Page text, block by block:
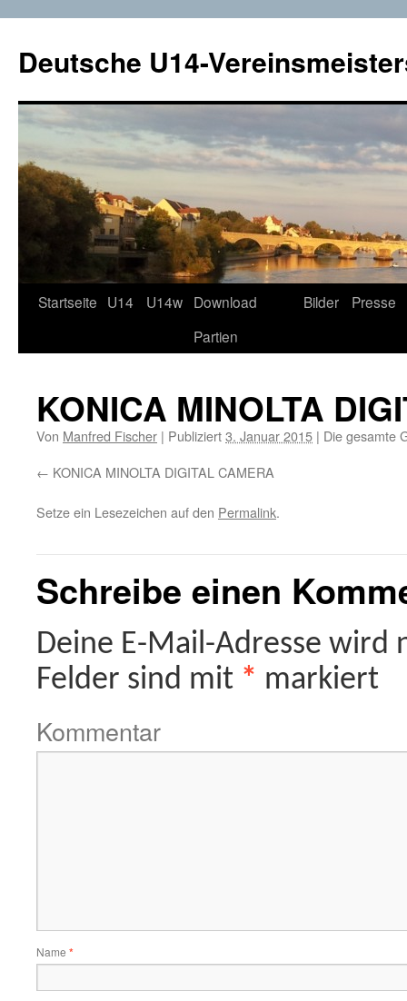
Deutsche U14-
Zum
Startseite U14 U14w Download
Partien
Bilder Presse
KONICA MINOLTA
Von Manfred Fischer | Publiziert3. Januar 2015 | Die gesamte
KONICA MINOLTA DIGITAL CAMERA
Setze ein Lesezeichen auf den Permalink.
Schreibe einen
Deine E-Mail-Adresse
Felder sind mit * markiert
Kommentar
Name *